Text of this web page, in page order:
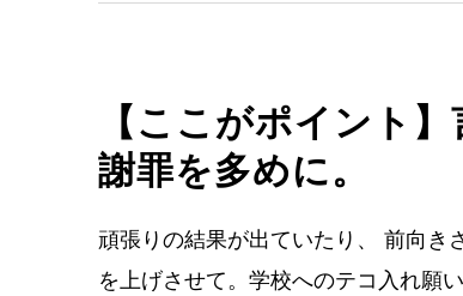
【ここがポイント
謝罪を多めに。
頑張りの結果が出ていたり、 前向き
を上げさせて。学校へのテコ入れ願い